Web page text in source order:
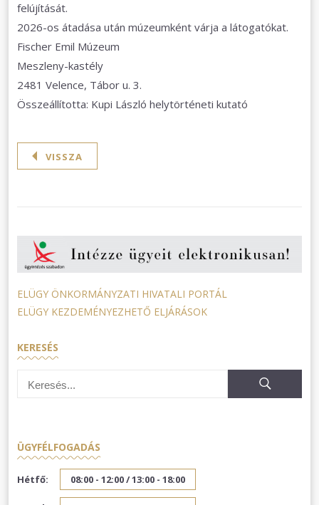
felújítását.
2026-os átadása után múzeumként várja a látogatókat.
Fischer Emil Múzeum
Meszleny-kastély
2481 Velence, Tábor u. 3.
Összeállította: Kupi László helytörténeti kutató
VISSZA
ELÜGY ÖNKORMÁNYZATI HIVATALI PORTÁL
ELÜGY KEZDEMÉNYEZHETŐ ELJÁRÁSOK
KERESÉS
ÜGYFÉLFOGADÁS
Hétfő: 08:00 - 12:00 /13:00 - 18:00